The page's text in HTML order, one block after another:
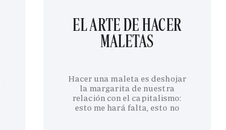
EL ARTE DE HACER
MALETAS
Hacer una maleta es deshojar
la margarita de nuestra
relación con el capitalismo:
esto me hará falta, esto no